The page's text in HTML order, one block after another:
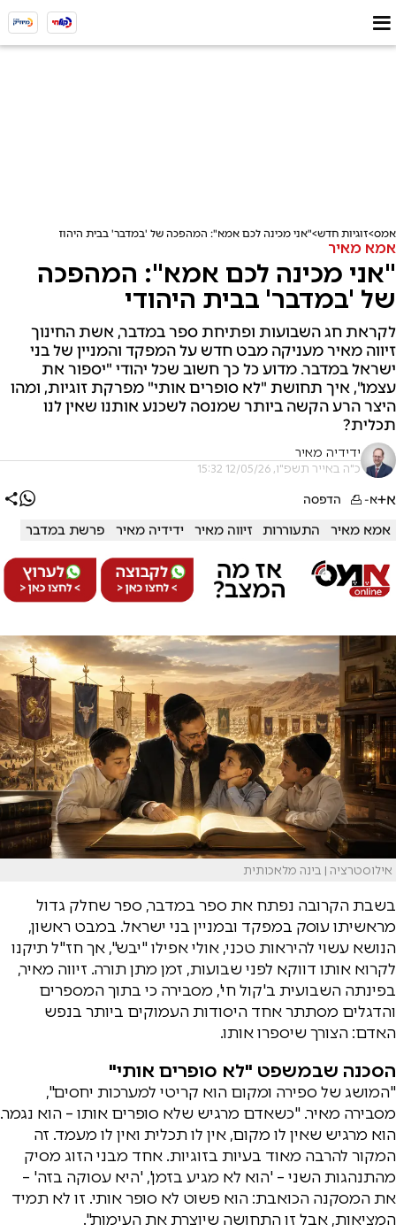
אמס זוגיות חדש "אני מכינה לכם אמא": המהפכה של 'במדבר' בבית היהודי
אמא מאיר
"אני מכינה לכם אמא": המהפכה
של 'במדבר' בבית היהודי
לקראת חג השבועות ופתיחת ספר במדבר, אשת החינוך
זיווה מאיר מעניקה מבט חדש על המפקד והמניין של בני
ישראל במדבר. מדוע כל כך חשוב שכל יהודי "יספור את
עצמו", איך תחושת "לא סופרים אותי" מפרקת זוגיות, ומהו
היצר הרע הקשה ביותר שמנסה לשכנע אותנו שאין לנו
תכלית?
ידידיה מאיר
כ"ה באייר תשפ"ו, 12/05/26 15:32
א+א- הדפסה
אמא מאיר התעוררות זיווה מאיר ידידיה מאיר פרשת במדבר
אילוסטרציה | בינה מלאכותית
בשבת הקרובה נפתח את ספר במדבר, ספר שחלק גדול
מראשיתו עוסק במפקד ובמניין בני ישראל. במבט ראשון,
הנושא עשוי להיראות טכני, אולי אפילו "יבש", אך חז"ל תיקנו
לקרוא אותו דווקא לפני שבועות, זמן מתן תורה. זיווה מאיר,
בפינתה השבועית ב'קול חי', מסבירה כי בתוך המספרים
והדגלים מסתתר אחד היסודות העמוקים ביותר בנפש
האדם: הצורך שיספרו אותו.
הסכנה שבמשפט "לא סופרים אותי"
"המושג של ספירה ומקום הוא קריטי למערכות יחסים",
מסבירה מאיר. "כשאדם מרגיש שלא סופרים אותו – הוא נגמר.
הוא מרגיש שאין לו מקום, אין לו תכלית ואין לו מעמד. זה
המקור להרבה מאוד בעיות בזוגיות. אחד מבני הזוג מסיק
מהתנהגות השני – 'הוא לא מגיע בזמן', 'היא עסוקה בזה' –
את המסקנה הכואבת: הוא פשוט לא סופר אותי. זו לא תמיד
המציאות, אבל זו התחושה שיוצרת את העימות".